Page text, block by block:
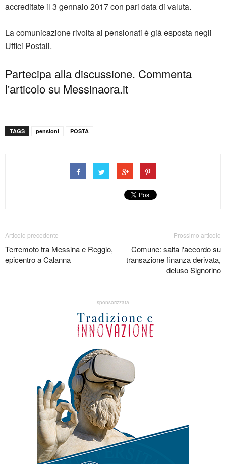
accreditate il 3 gennaio 2017 con pari data di valuta.
La comunicazione rivolta ai pensionati è già esposta negli
Uffici Postali.
Partecipa alla discussione. Commenta
l'articolo su Messinaora.it
TAGS pensioni POSTA
Articolo precedente
Terremoto tra Messina e Reggio,
epicentro a Calanna
Prossimo articolo
Comune: salta l'accordo su
transazione finanza derivata,
deluso Signorino
sponsorizzata